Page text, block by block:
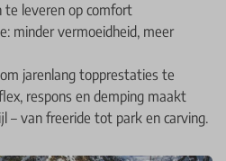
te leveren op comfort
minder vermoeidheid, meer
jarenlang topprestaties te
respons en demping maakt
– van freeride tot park en carving.